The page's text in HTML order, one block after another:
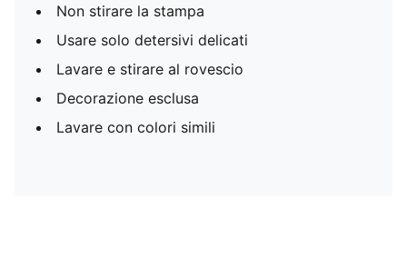
Non stirare la stampa
Usare solo detersivi delicati
Lavare e stirare al rovescio
Decorazione esclusa
Lavare con colori simili